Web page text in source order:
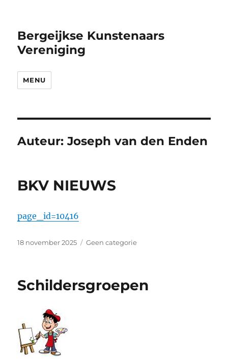
Bergeijkse Kunstenaars
Vereniging
MENU
Auteur:Joseph van den Enden
BKV NIEUWS
page_id=10416
Geplaatst
18 november 2025 Categorieën
Geen categorie
Schildersgroepen